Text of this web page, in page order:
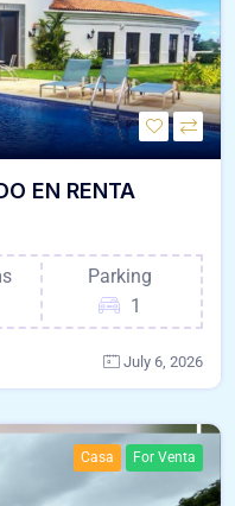
EN RENTA
Parking
1
July 6, 2026
Casa For Venta